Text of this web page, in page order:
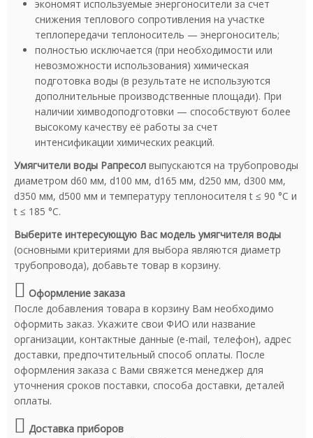
экономят используемые энергоносители за счет
снижения теплового сопротивления на участке
теплопередачи теплоноситель — энергоноситель;
полностью исключается (при необходимости или
невозможности использования) химическая
подготовка воды (в результате не используются
дополнительные производственные площади). При
наличии химводоподготовки — способствуют более
высокому качеству её работы за счет
интенсификации химических реакций.
Умягчители воды Рапресол выпускаются на трубопроводы
диаметром d60 мм, d100 мм, d165 мм, d250 мм, d300 мм,
d350 мм, d500 мм и температуру теплоносителя t ≤ 90 °C и
t ≤ 185 °C.
Выберите интересующую Вас модель умягчителя воды
(основными критериями для выбора являются диаметр
трубопровода), добавьте товар в корзину.
Оформление заказа
После добавления товара в корзину Вам необходимо
оформить заказ. Укажите свои ФИО или название
организации, контактные данные (e-mail, телефон), адрес
доставки, предпочтительный способ оплаты. После
оформления заказа с Вами свяжется менеджер для
уточнения сроков поставки, способа доставки, деталей
оплаты.
Доставка приборов